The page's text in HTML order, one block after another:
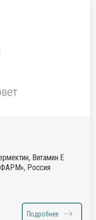
Витамин Е
Россия
Подробнее